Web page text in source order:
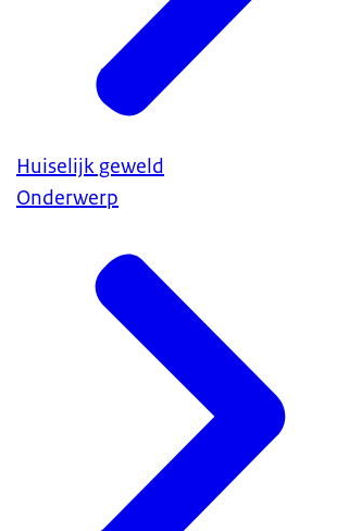
Huiselijk geweld
Onderwerp